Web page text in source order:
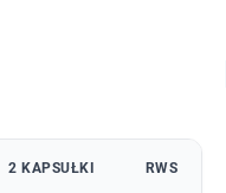
2 KAPSUŁKI RWS